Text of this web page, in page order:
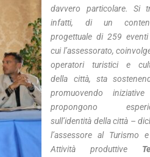
davvero particolare. Si
infatti, di un
progettuale di 259
cui l’assessorato,
operatori turistici e
della città, sta
promuovendo
propongono
sull’identità della città –
l’assessore al Turismo
Attività produttive